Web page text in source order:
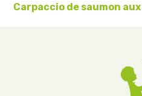
Carpaccio de saumon